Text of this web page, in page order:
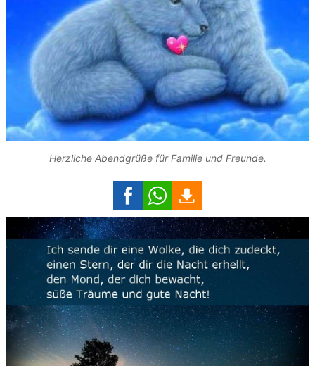
Herzliche Abendgrüße für Familie und Freunde.